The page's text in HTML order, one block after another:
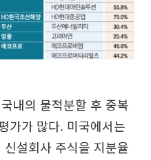
내의 물적분할 후 중복
가가 많다. 미국에서는
설회사 주식을 지분율